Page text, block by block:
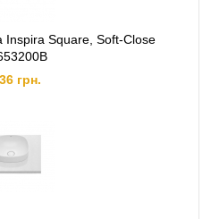
Square, Soft-Close
грн.